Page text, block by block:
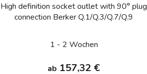
High definition socket outlet with 90° plug
connection Berker Q.1/Q.3/Q.7/Q.9
1 - 2 Wochen
ab 157,32 €